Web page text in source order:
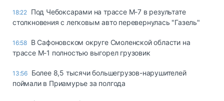
18:22 Под Чебоксарами на трассе М-7 в результате
столкновения с легковым авто перевернулась "Газель"
16:58 В Сафоновском округе Смоленской области на
трассе М-1 полностью выгорел грузовик
13:56 Более 8,5 тысячи большегрузов-нарушителей
поймали в Приамурье за полгода